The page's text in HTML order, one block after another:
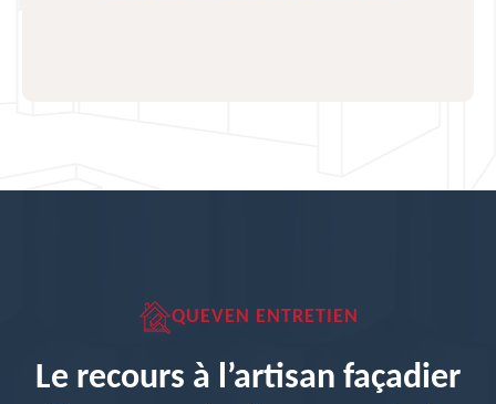
QUEVEN ENTRETIEN
Le recours à l’artisan façadier